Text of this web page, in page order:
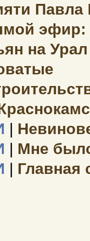
Павла
эфир:
на
|
| Мне
| Главная